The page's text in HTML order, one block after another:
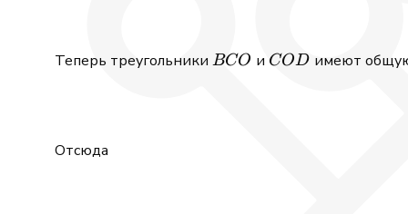
Теперь треугольники BCO
BCO и COD
COD имеют
Отсюда